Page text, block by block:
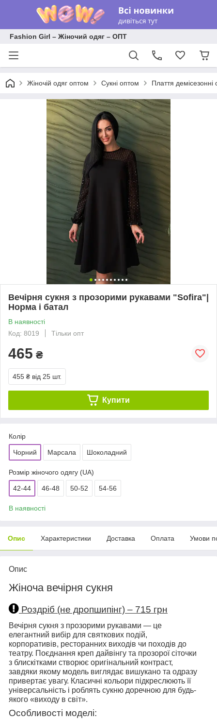
Fashion Girl – Жіночий одяг – ОПТ
Жіночій одяг оптом Сукні оптом Плаття демісезонні
Вечірня сукня з прозорими рукавами "Sofira"|
Норма і батал
В наявності
Код: 8019
Тільки опт
465 ₴
455 ₴ від 25 шт.
Купити
Колір
Чорний Марсала Шоколадний
Розмір жіночого одягу (UA)
42-44 46-48 50-52 54-56
В наявності
Опис Характеристики Доставка Оплата Умови
Опис
Жіноча вечірня сукня
Роздріб (не дропшипінг) – 715 грн
Вечірня сукня з прозорими рукавами — це
елегантний вибір для святкових подій,
корпоративів, ресторанних виходів чи походів до
театру. Поєднання креп дайвінгу та прозорої сіточки
з блискітками створює оригінальний контраст,
завдяки якому модель виглядає вишукано та одразу
привертає увагу. Класичні кольори підкреслюють її
універсальність і роблять сукню доречною для будь-
якого «виходу в світ».
Особливості моделі: